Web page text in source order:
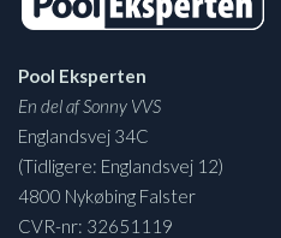
Pool Eksperten
En del af Sonny VVS
Englandsvej 34C
(Tidligere: Englandsvej 12)
4800 Nykøbing Falster
CVR-nr: 32651119